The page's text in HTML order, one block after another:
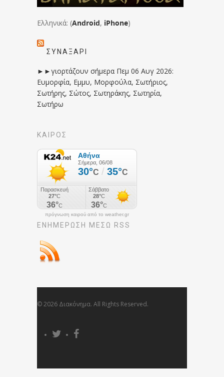
Ελληνικά: (Android, iPhone)
ΣΥΝΑΞΆΡΙ
►►γιορτάζουν σήμερα Πεμ 06 Αυγ 2026:
Ευμορφία, Εμμυ, Μορφούλα, Σωτήριος,
Σωτήρης, Σώτος, Σωτηράκης, Σωτηρία,
Σωτήρω
ΚΑΙΡΟΣ
πρόγνωση καιρού από το weather.gr
ΕΝΗΜΈΡΩΣΉ ΜΕΣΩ RSS
© 2026 Διακόνημα. All Rights Reserved.